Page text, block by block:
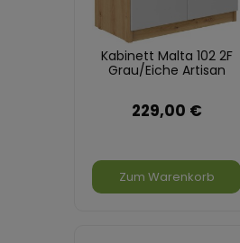
Kabinett Malta 102 2F
Grau/Eiche Artisan
229,00 €
Zum Warenkorb